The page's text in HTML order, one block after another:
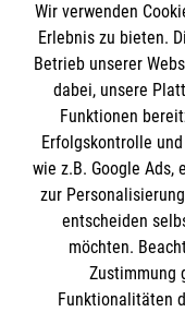
8 Erste-
Rund um das
Mythen. Was
klären auf.
Wir verwenden
Erlebnis zu bieten.
Betrieb unserer
dabei, unsere
Funktionen
Erfolgskontrolle
wie z.B. Google Ads,
zur
entscheiden
möchten.
Zustimmung
Funktionalitäten